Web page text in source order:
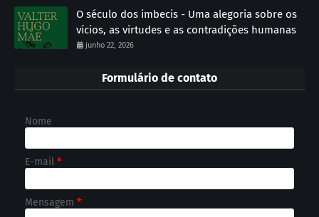
O século dos imbecis - Uma alegoria sobre os
vícios, as virtudes e as contradições humanas
junho 22, 2026
Formulário de contato
Nome
E-mail *
Mensagem *